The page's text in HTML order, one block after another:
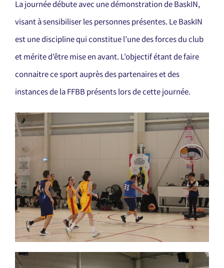
La journée débute avec une démonstration de BaskIN,
visant à sensibiliser les personnes présentes. Le BaskIN
est une discipline qui constitue l’une des forces du club
et mérite d’être mise en avant. L’objectif étant de faire
connaitre ce sport auprès des partenaires et des
instances de la FFBB présents lors de cette journée.